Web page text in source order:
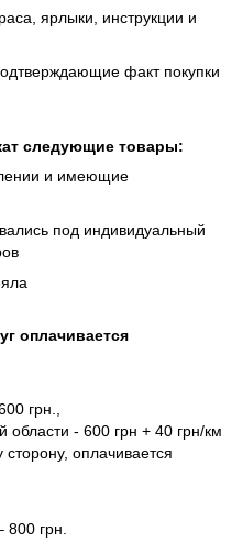
ярлыки, инструкции и
факт покупки
следующие товары:
и имеющие
под индивидуальный
оплачивается
грн.,
области - 600 грн + 40 грн/км
сторону, оплачивается
800 грн.